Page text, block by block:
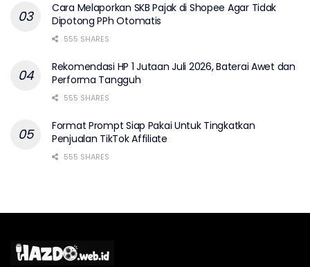
Cara Melaporkan SKB Pajak di Shopee Agar Tidak
Dipotong PPh Otomatis
555 SHARES
Rekomendasi HP 1 Jutaan Juli 2026, Baterai Awet dan
Performa Tangguh
555 SHARES
Format Prompt Siap Pakai Untuk Tingkatkan
Penjualan TikTok Affiliate
555 SHARES